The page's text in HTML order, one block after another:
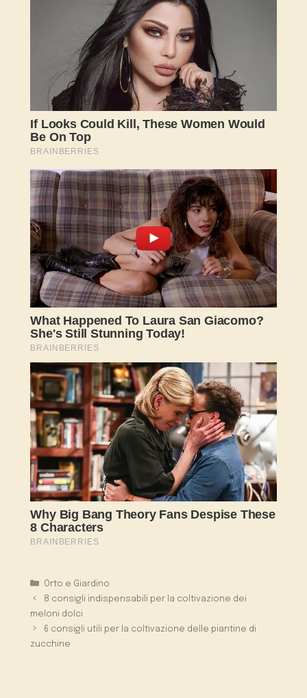
Categorie
Orto e Giardino
8 consigli indispensabili per la coltivazione dei
meloni dolci
6 consigli utili per la coltivazione delle piantine di
zucchine